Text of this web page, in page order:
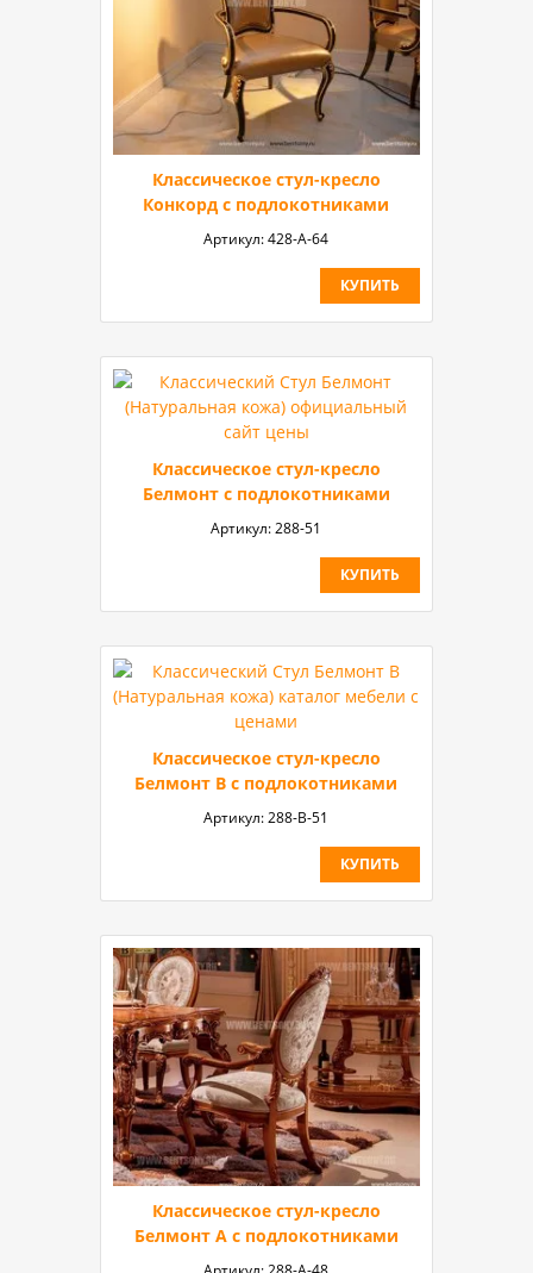
Классическое стул-кресло
Конкорд с подлокотниками
Артикул:428-А-64
КУПИТЬ
Классическое стул-кресло
Белмонт с подлокотниками
Артикул:288-51
КУПИТЬ
Классическое стул-кресло
Белмонт В с подлокотниками
Артикул:288-B-51
КУПИТЬ
Классическое стул-кресло
Белмонт А с подлокотниками